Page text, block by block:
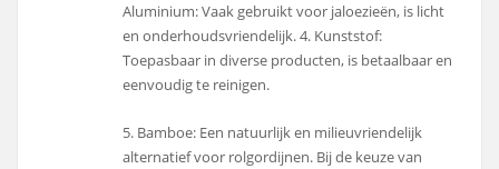
Aluminium: Vaak gebruikt voor jaloezieën, is licht
en onderhoudsvriendelijk. 4. Kunststof:
Toepasbaar in diverse producten, is betaalbaar en
eenvoudig te reinigen.
5. Bamboe: Een natuurlijk en milieuvriendelijk
alternatief voor rolgordijnen. Bij de keuze van